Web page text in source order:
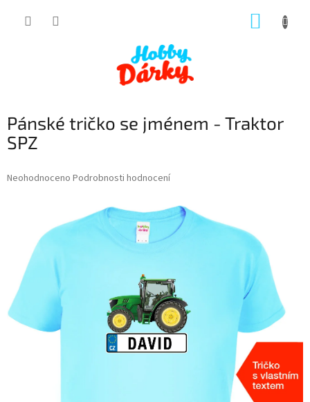
Pánské tričko se jménem - Traktor
SPZ
Průměrné
hvězdiček.
Neohodnoceno Podrobnosti hodnocení